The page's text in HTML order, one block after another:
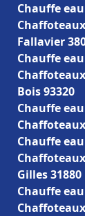
Chauffe
Fallavier
Chauffe
Bois 93320
Chauffe
Chauffe
Gilles 31880
Chauffe